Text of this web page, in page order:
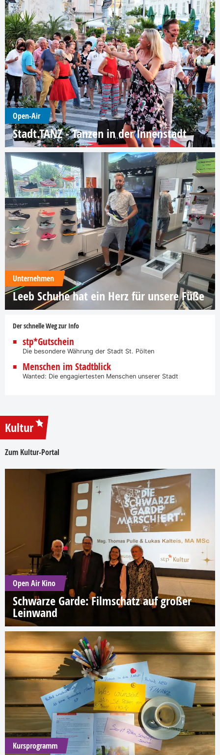
Open-Air
Stadt.TANZ - Tanzen in der Innenstadt
Unternehmen
Leeb Schuhe hat ein Herz für unsere Füße
Der schnelle Weg zur Info
stp*Gutschein
Die besondere Währung der Stadt St. Pölten
Menschen im Stadtblick
Wanted: Die engagiertesten Menschen unserer Stadt
Kultur
Zum Kultur-Portal
Open Air Kino
Schwarze Garde: Filmschatz auf großer
Leinwand
Kursprogramm